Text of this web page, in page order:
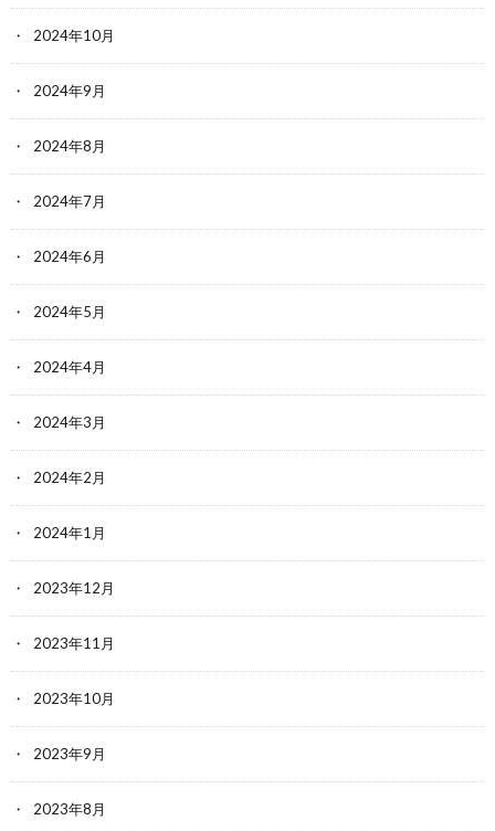
2024年10月
2024年9月
2024年8月
2024年7月
2024年6月
2024年5月
2024年4月
2024年3月
2024年2月
2024年1月
2023年12月
2023年11月
2023年10月
2023年9月
2023年8月